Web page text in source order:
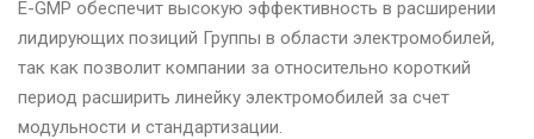
E-GMP обеспечит высокую эффективность в расширении
лидирующих позиций Группы в области электромобилей,
так как позволит компании за относительно короткий
период расширить линейку электромобилей за счет
модульности и стандартизации.